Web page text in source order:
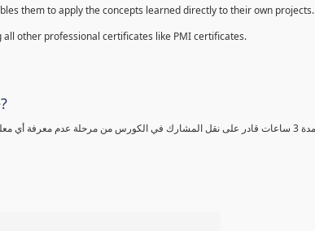
them to apply the concepts learned directly to their own projects.
all other professional certificates like PMI certificates.
كورس مٌكثف لمدة 3 ساعات قادر على نقل المشارك في الكورس من مرحلة عدم